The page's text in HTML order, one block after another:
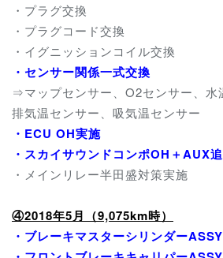
・プラグ交換
・プラグコード交換
・イグニッションコイル交換
・ センサー関係一式交換
⇒マップセンサー、O2センサー、水
排気温センサー、吸気温センサー
・ECU OH実施
・スカイサウンドコンポOH＋AUX
・メインリレー半田盛対策実施
④2018年5月（9,075km時）
・ブレーキマスターシリンダー